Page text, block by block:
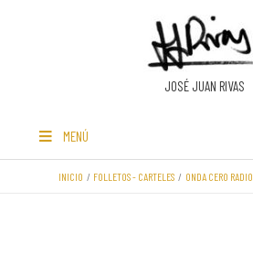
JOSÉ JUAN RIVAS
MENÚ
INICIO FOLLETOS - CARTELES ONDA CERO RADIO